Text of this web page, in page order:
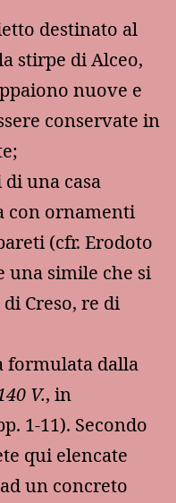
destinato al
stirpe di Alceo,
nuove e
conservate in
una casa
con ornamenti
(cfr. Erodoto
una simile che si
Creso, re di
formulata dalla
V., in
1-11). Secondo
qui elencate
un concreto